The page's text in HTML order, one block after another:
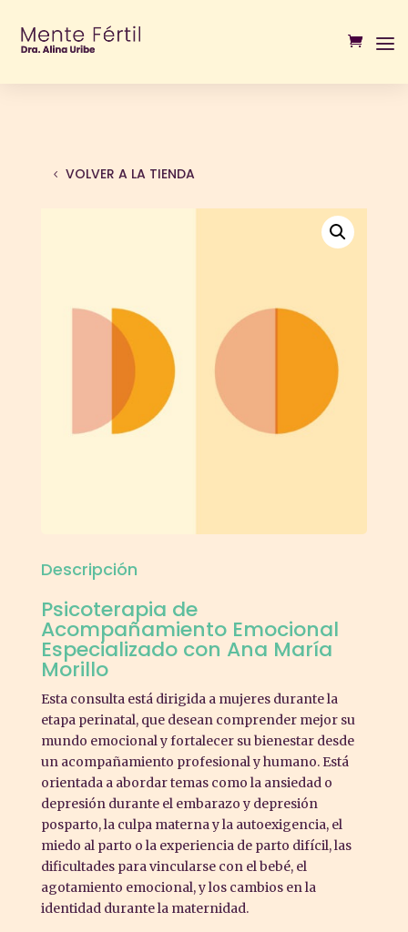
VOLVER A LA TIENDA
Descripción
Psicoterapia de
Acompañamiento Emocional
Especializado con Ana María
Morillo
Esta consulta está dirigida a mujeres durante la
etapa perinatal, que desean comprender mejor su
mundo emocional y fortalecer su bienestar desde
un acompañamiento profesional y humano. Está
orientada a abordar temas como la ansiedad o
depresión durante el embarazo y depresión
posparto, la culpa materna y la autoexigencia, el
miedo al parto o la experiencia de parto difícil, las
dificultades para vincularse con el bebé, el
agotamiento emocional, y los cambios en la
identidad durante la maternidad.